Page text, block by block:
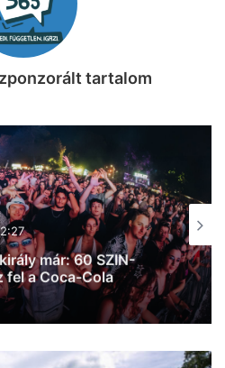
tartalom
fergeteges bulik,
Week, oldtimerek az
és
a hétvége
a Napfény